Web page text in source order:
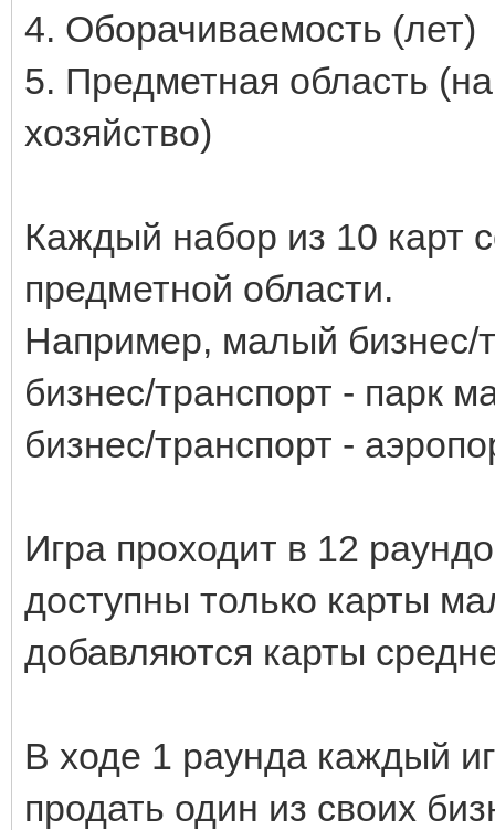
4. Оборачиваемость (лет)
5. Предметная область
хозяйство)
Каждый набор из 10 карт
предметной области.
Например, малый бизнес/
бизнес/транспорт - парк
бизнес/транспорт -
Игра проходит в 12
доступны только карты
добавляются карты
В ходе 1 раунда каждый
продать один из своих